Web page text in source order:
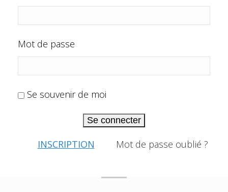
Mot de passe
Se souvenir de moi
Se connecter
INSCRIPTION Mot de passe oublié ?